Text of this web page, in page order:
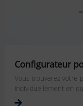
Configurateur
Vous trouverez votre
individuellement en